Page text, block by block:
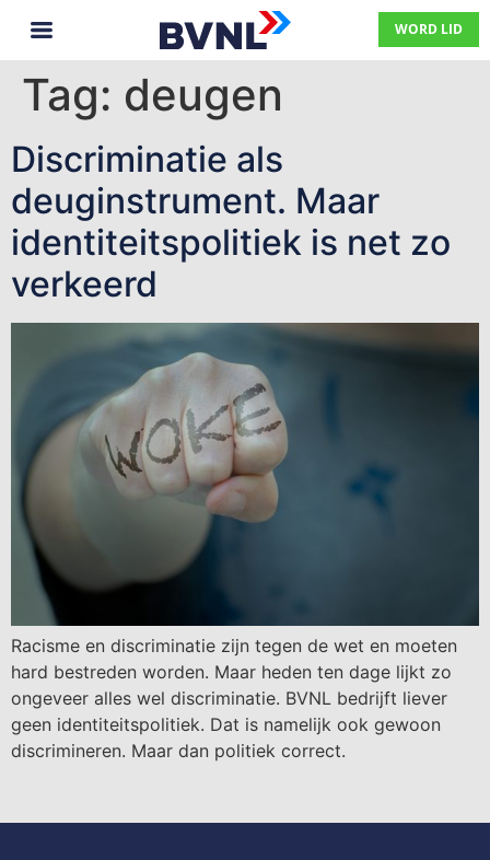
WORD LID
Tag: deugen
Discriminatie als
deuginstrument. Maar
identiteitspolitiek is net zo
verkeerd
Racisme en discriminatie zijn tegen de wet en moeten
hard bestreden worden. Maar heden ten dage lijkt zo
ongeveer alles wel discriminatie. BVNL bedrijft liever
geen identiteitspolitiek. Dat is namelijk ook gewoon
discrimineren. Maar dan politiek correct.